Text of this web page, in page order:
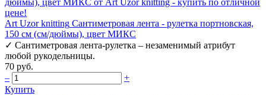
Art Uzor knitting Сантиметровая лента - рулетка портновская,
150 см (см/дюймы), цвет МИКС
✓ Сантиметровая лента-рулетка – незаменимый атрибут
любой рукодельницы.
70 руб.
–
+
Купить